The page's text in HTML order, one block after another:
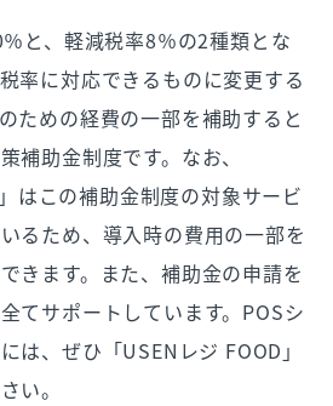
と、軽減税率8％の2種類とな
率に対応できるものに変更する
ための経費の一部を補助すると
補助金制度です。なお、
はこの補助金制度の対象サービ
るため、導入時の費用の一部を
きます。また、補助金の申請を
てサポートしています。POSシ
は、ぜひ「USENレジ FOOD」
い。